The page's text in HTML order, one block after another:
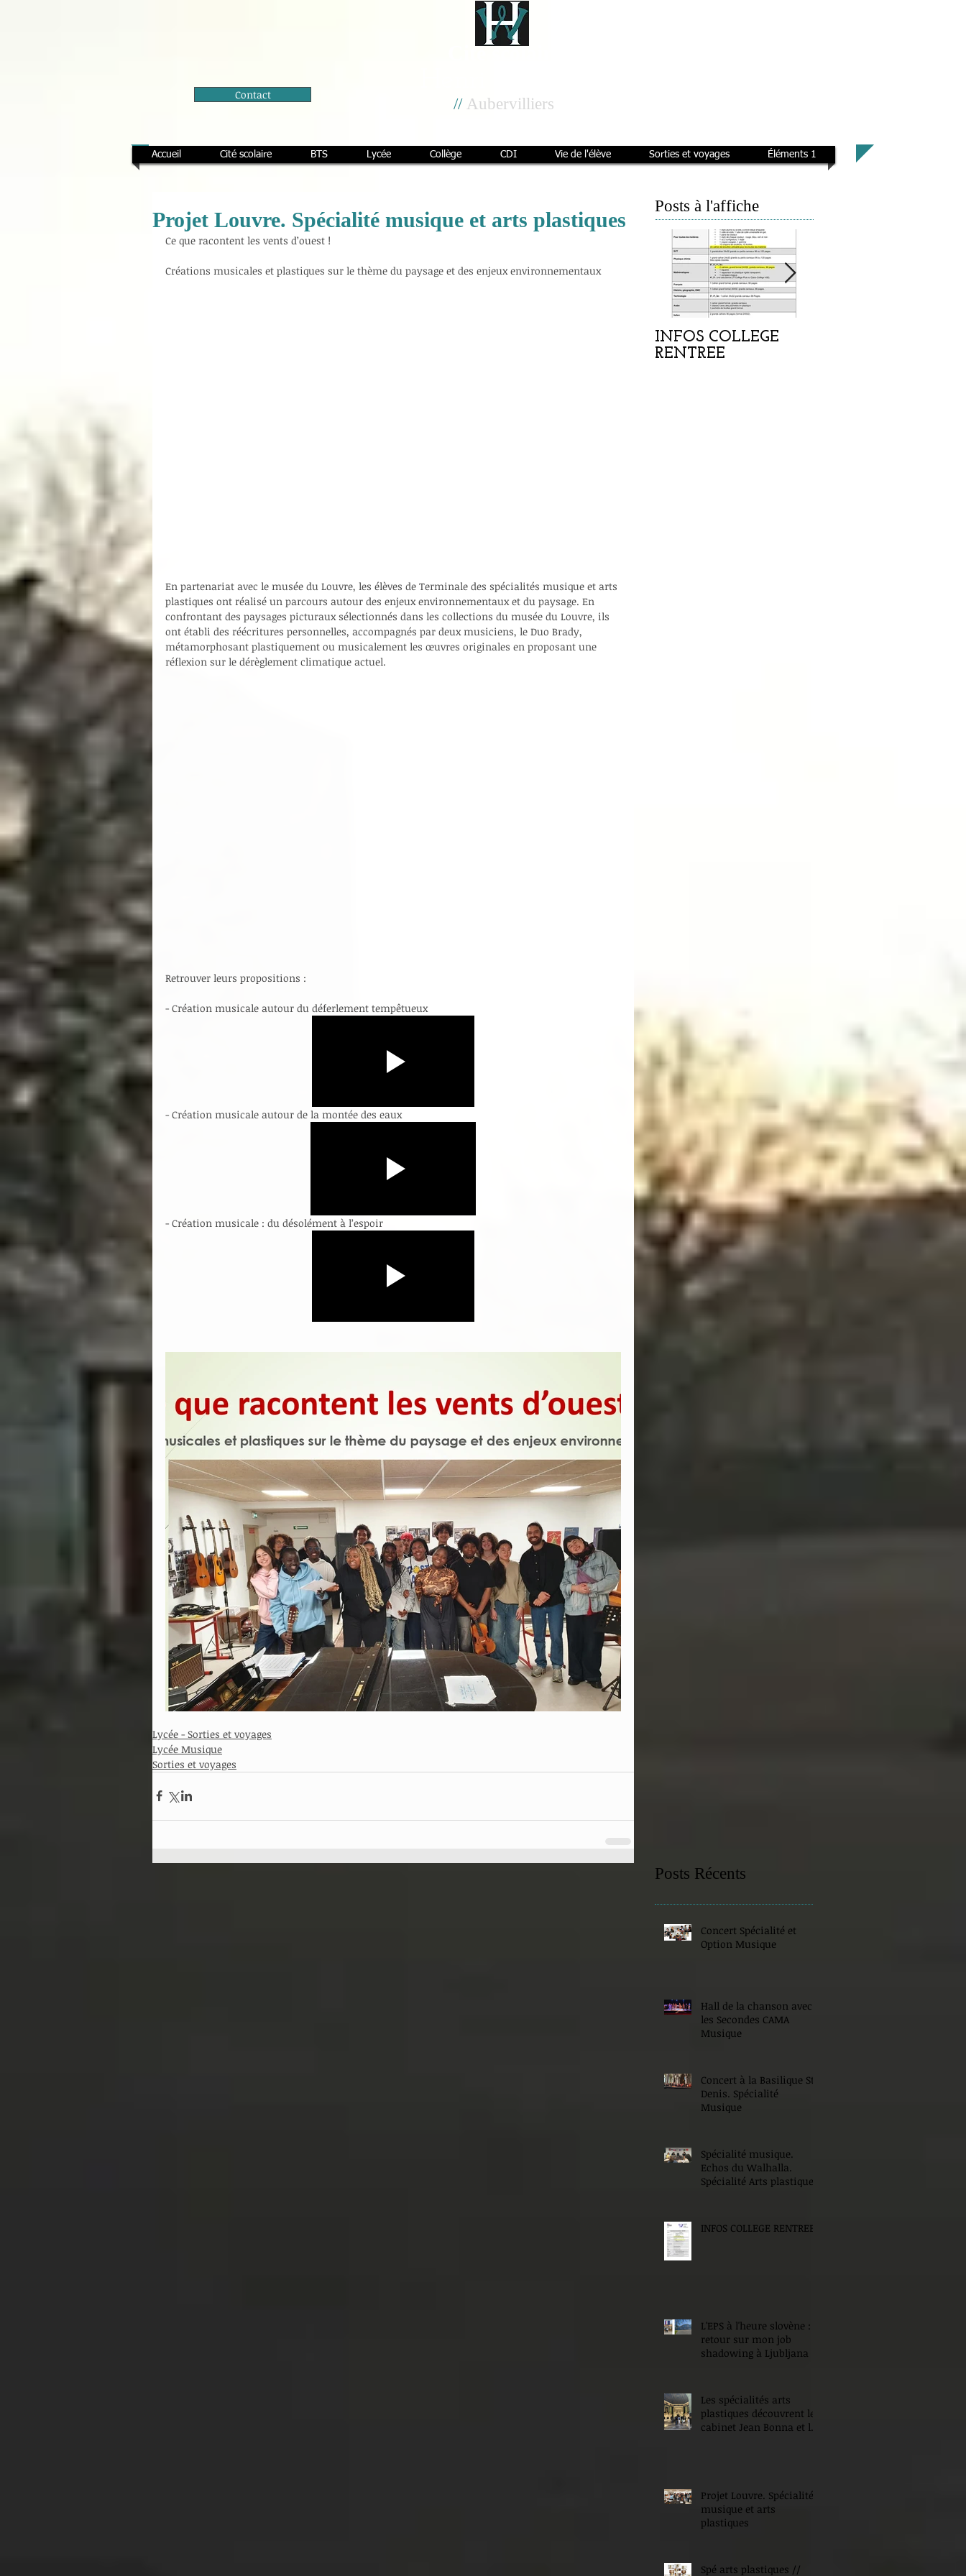
Contact
Cité scolaire
//Aubervilliers
Accueil Cité scolaire BTS Lycée Collège CDI Vie de l'élève Sorties et voyages Éléments 1
Projet Louvre. Spécialité musique et arts plastiques
Ce que racontent les vents d’ouest !
Créations musicales et plastiques sur le thème du paysage et des enjeux environnementaux
En partenariat avec le musée du Louvre, les élèves de Terminale des spécialités musique et arts
plastiques ont réalisé un parcours autour des enjeux environnementaux et du paysage. En
confrontant des paysages picturaux sélectionnés dans les collections du musée du Louvre, ils
ont établi des réécritures personnelles, accompagnés par deux musiciens, le Duo Brady,
métamorphosant plastiquement ou musicalement les œuvres originales en proposant une
réflexion sur le dérèglement climatique actuel.
Retrouver leurs propositions :
- Création musicale autour du déferlement tempêtueux
- Création musicale autour de la montée des eaux
- Création musicale : du désolément à l’espoir
Lycée - Sorties et voyages
Lycée Musique
Sorties et voyages
Posts à l'affiche
INFOS COLLEGE
RENTREE
Posts Récents
Concert Spécialité et
Option Musique
Hall de la chanson avec
les Secondes CAMA
Musique
Concert à la Basilique St
Denis. Spécialité
Musique
Spécialité musique.
Echos du Walhalla.
Spécialité Arts plastiques.
INFOS COLLEGE RENTREE
L'EPS à l'heure slovène :
retour sur mon job
shadowing à Ljubljana
Les spécialités arts
plastiques découvrent le
cabinet Jean Bonna et les
Projet Louvre. Spécialité
musique et arts
plastiques
Spé arts plastiques //